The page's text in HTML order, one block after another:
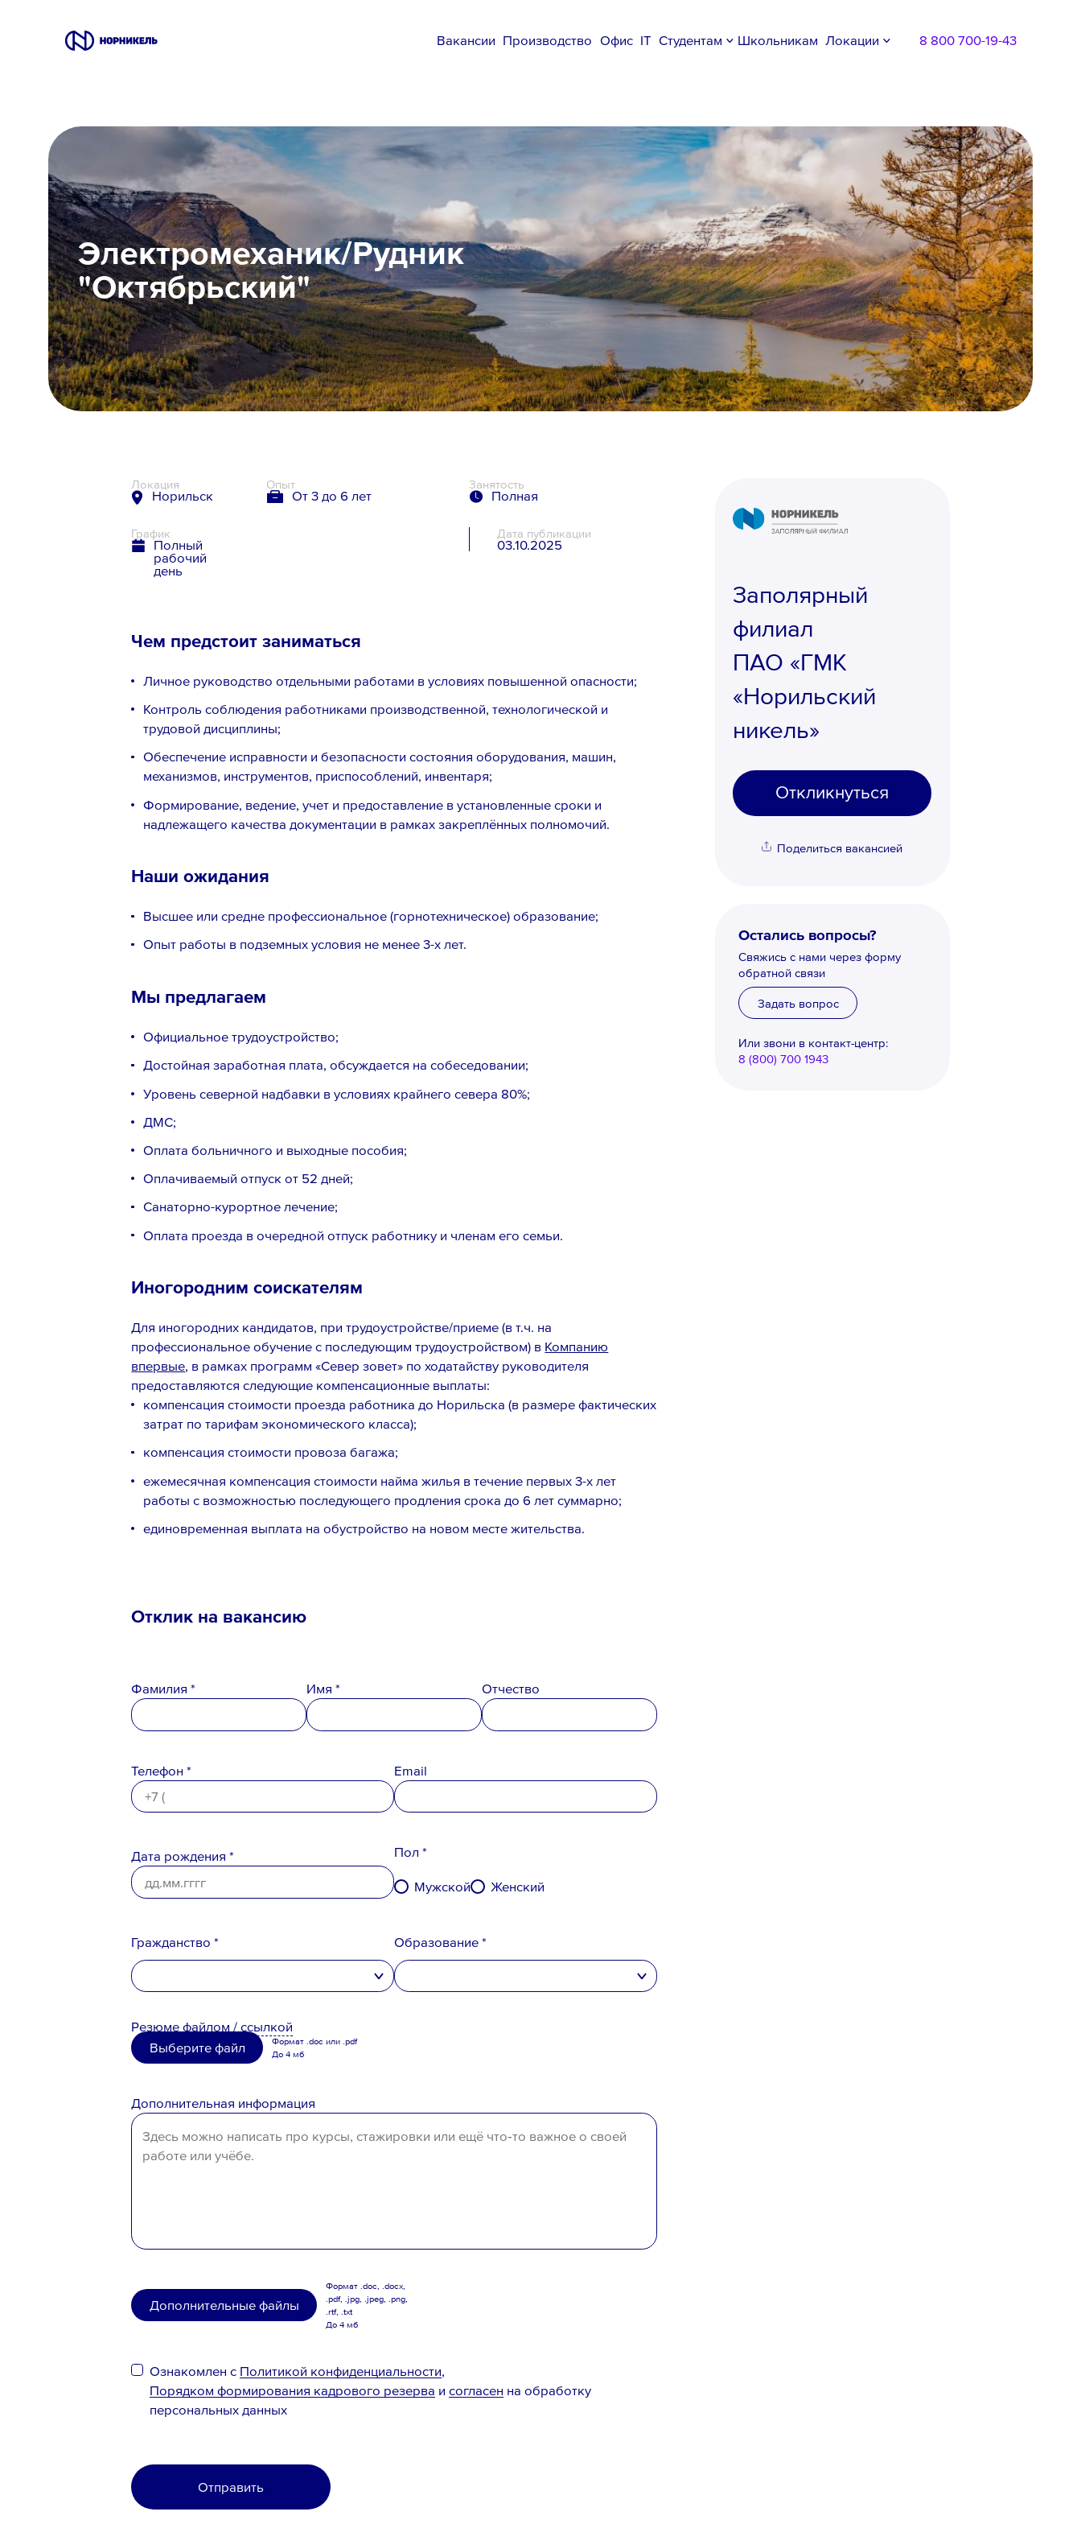
Вакансии Производство Офис IT Студентам Школьникам Локации 8 800 700-19-43
Производство
Офис
Студентам
Школьникам
Локации
8 800 700-19-43
Электромеханик/Рудник
"Октябрьский"
Локация
Норильск
Опыт
От 3 до 6 лет
Занятость
Полная
График
Полный
рабочий
день
Дата публикации
03.10.2025
Чем предстоит заниматься
Личное руководство отдельными работами в условиях повышенной опасности;
Контроль соблюдения работниками производственной, технологической и
трудовой дисциплины;
Обеспечение исправности и безопасности состояния оборудования, машин,
механизмов, инструментов, приспособлений, инвентаря;
Формирование, ведение, учет и предоставление в установленные сроки и
надлежащего качества документации в рамках закреплённых полномочий.
Наши ожидания
Высшее или средне профессиональное (горнотехническое) образование;
Опыт работы в подземных условия не менее 3-х лет.
Мы предлагаем
Официальное трудоустройство;
Достойная заработная плата, обсуждается на собеседовании;
Уровень северной надбавки в условиях крайнего севера 80%;
ДМС;
Оплата больничного и выходные пособия;
Оплачиваемый отпуск от 52 дней;
Cанаторно-курортное лечение;
Оплата проезда в очередной отпуск работнику и членам его семьи.
Иногородним соискателям
Для иногородних кандидатов, при трудоустройстве/приеме (в т.ч. на
профессиональное обучение с последующим трудоустройством) в Компанию
впервые, в рамках программ «Север зовет» по ходатайству руководителя
предоставляются следующие компенсационные выплаты:
компенсация стоимости проезда работника до Норильска (в размере фактических
затрат по тарифам экономического класса);
компенсация стоимости провоза багажа;
ежемесячная компенсация стоимости найма жилья в течение первых 3-х лет
работы с возможностью последующего продления срока до 6 лет суммарно;
единовременная выплата на обустройство на новом месте жительства.
Заполярный
филиал
ПАО «ГМК
«Норильский
никель»
Откликнуться
Поделиться вакансией
Остались вопросы?
Свяжись с нами через форму
обратной связи
Задать вопрос
Или звони в контакт-центр:
8 (800) 700 1943
Телефон *
Вопрос *
Ознакомлен с Политикой конфиденциальности,
Порядком формирования кадрового резерва
Отклик на вакансию
Фамилия * Имя * Отчество
Телефон * Email
Дата рождения *
Пол *
Мужской
Женский
Гражданство *
Беларусь
Казахстан
Иное
Образование *
Резюмефайлом /ссылкой
Выберите файл
Формат .doc или .pdf
До 4 мб
Дополнительная информация
Дополнительные файлы
Формат .doc, .docx,
.pdf, .jpg, .jpeg, .png,
.rtf, .txt
До 4 мб
Ознакомлен с Политикой конфиденциальности,
Порядком формирования кадрового резерва и согласен на обработку
персональных данных
Отправить